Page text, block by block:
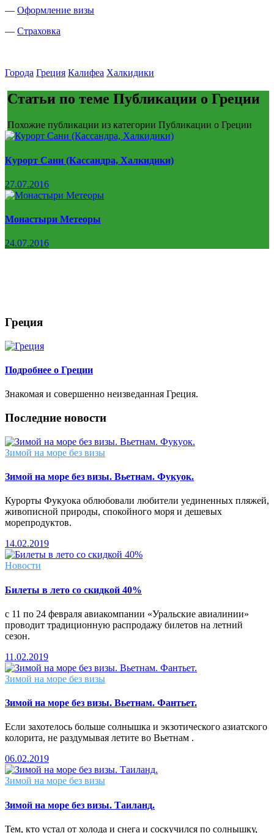
— Оформление визы
— Страховка
Города Греция Калифеа Халкидики
Статьи по теме Публикации о Греции
Похожие публикации из категории Публикации о Греции
Курорт Сани (Кассандра, Халкидики)
27.07.2016
Монастыри Метеоры
24.07.2016
Греция
Подробнее о Греции
Знакомая и совершенно неизведанная Греция.
Последние новости
Зимой на море без визы
Зимой на море без визы. Вьетнам. Фукуок.
Курорты Фукуока облюбовали любители уединенных пляжей,
живописной природы, спокойного моря и дешевых
морепродуктов.
14.02.2019
Новости
Билеты в лето со скидкой 40%
с 11 по 24 февраля авиакомпании «Уральские авиалинии»
проводит традиционную распродажу билетов на летний
сезон.
11.02.2019
Зимой на море без визы
Зимой на море без визы. Вьетнам. Фантьет.
Если захотелось больше солнышка и экзотического азиатского
колорита, не раздумывая летите во Вьетнам .
06.02.2019
Зимой на море без визы
Зимой на море без визы. Таиланд.
Тем, кто устал от холода и снега и соскучился по солнышку,